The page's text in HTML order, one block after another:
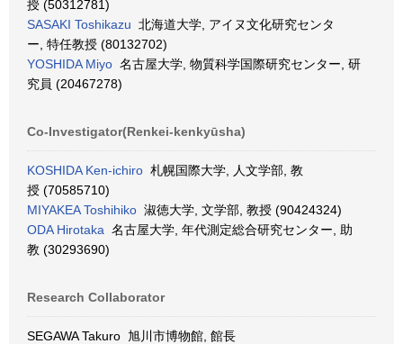
授 (50312781)
SASAKI Toshikazu 北海道大学, アイヌ文化研究センタ
ー, 特任教授 (80132702)
YOSHIDA Miyo 名古屋大学, 物質科学国際研究センター, 研
究員 (20467278)
Co-Investigator(Renkei-kenkyūsha)
KOSHIDA Ken-ichiro 札幌国際大学, 人文学部, 教
授 (70585710)
MIYAKEA Toshihiko 淑徳大学, 文学部, 教授 (90424324)
ODA Hirotaka 名古屋大学, 年代測定総合研究センター, 助
教 (30293690)
Research Collaborator
SEGAWA Takuro 旭川市博物館, 館長